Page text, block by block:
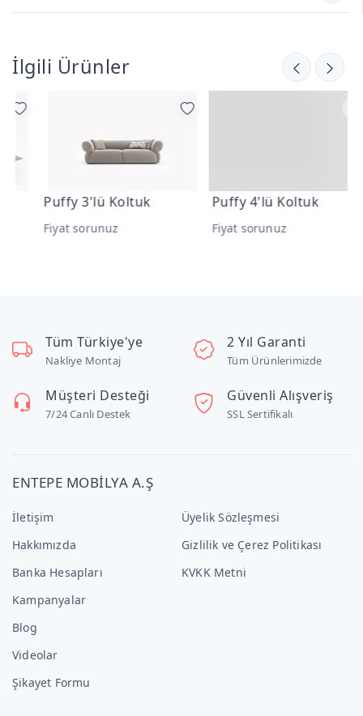
İlgili Ürünler
Puffy 3'lü Koltuk
Fiyat sorunuz
Puffy 4'lü Koltuk
Fiyat sorunuz
Tüm Türkiye'ye
Nakliye Montaj
2 Yıl Garanti
Tüm Ürünlerimizde
Müşteri Desteği
7/24 Canlı Destek
Güvenli Alışveriş
SSL Sertifikalı
ENTEPE MOBİLYA A.Ş
İletişim
Hakkımızda
Banka Hesapları
Kampanyalar
Blog
Videolar
Şikayet Formu
Üyelik Sözleşmesi
Gizlilik ve Çerez Politikası
KVKK Metni